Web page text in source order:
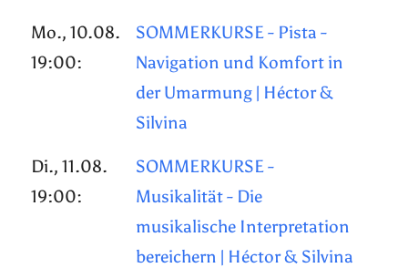
Mo., 10.08.
19:00:
SOMMERKURSE - Pista -
Navigation und Komfort in
der Umarmung | Héctor &
Silvina
Di., 11.08.
19:00:
SOMMERKURSE -
Musikalität - Die
musikalische Interpretation
bereichern | Héctor & Silvina